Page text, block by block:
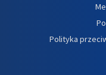
Polityka